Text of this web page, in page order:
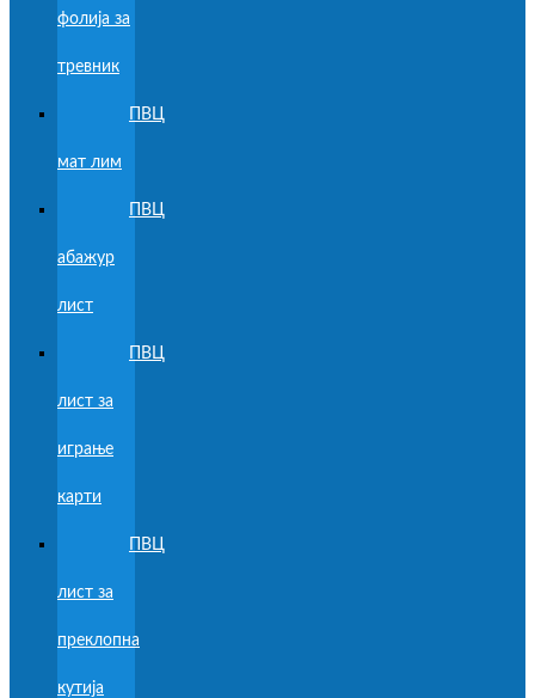
фолија за
тревник
ПВЦ
мат лим
ПВЦ
абажур
лист
ПВЦ
лист за
играње
карти
ПВЦ
лист за
преклопна
кутија